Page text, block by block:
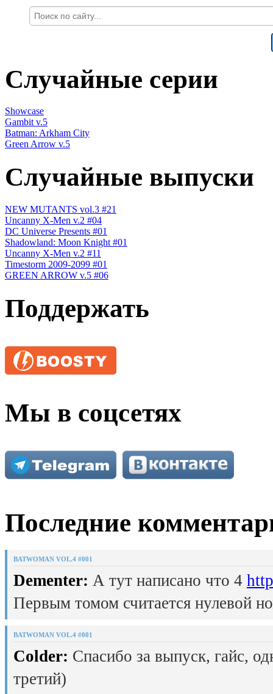
Случайные серии
Showcase
Gambit v.5
Batman: Arkham City
Green Arrow v.5
Случайные выпуски
NEW MUTANTS vol.3 #21
Uncanny X-Men v.2 #04
DC Universe Presents #01
Shadowland: Moon Knight #01
Uncanny X-Men v.2 #11
Timestorm 2009-2099 #01
GREEN ARROW v.5 #06
Поддержать
Мы в соцсетях
Последние
BATWOMAN VOL.4 #001
Dementer: А тут написано что 4
Первым томом считается нулевой
BATWOMAN VOL.4 #001
Colder: Спасибо за выпуск, гайс,
третий)